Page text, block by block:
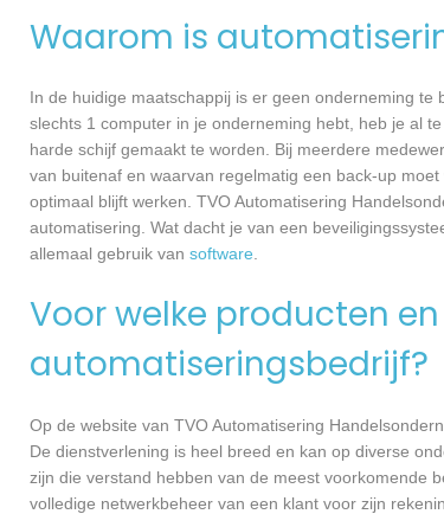
Waarom is
In de huidige maatschappij is er geen onderneming
slechts 1 computer in je onderneming hebt, heb je al
harde schijf gemaakt te worden. Bij meerdere
van buitenaf en waarvan regelmatig een back-up
optimaal blijft werken. TVO Automatisering
automatisering. Wat dacht je van een
allemaal gebruik van software.
Voor welke producten
automatiseringsbedrijf?
Op de website van TVO Automatisering
De dienstverlening is heel breed en kan op diverse
zijn die verstand hebben van de meest voorkomende
volledige netwerkbeheer van een klant voor zijn